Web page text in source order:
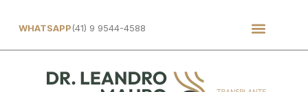
WHATSAPP(41) 9 9544-4588